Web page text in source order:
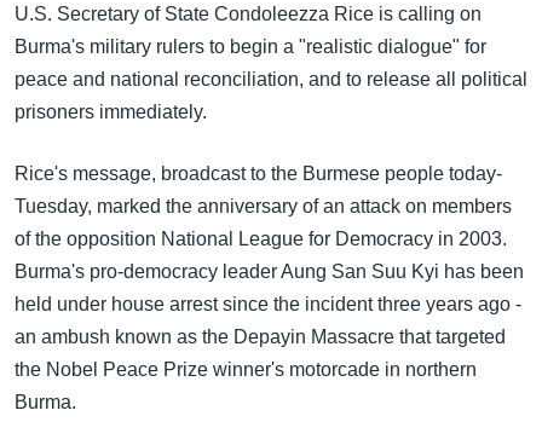
ကြည့်
ရန်
အမေရိကန်သုံးအီဒီယံ
မကြေးမုံရဲ့ အင်္ဂလိပ်စာ
ရုပ်ရှင်ထဲက အင်္ဂလိပ်စာ
သုတပဒေသာ အင်္ဂလိပ်စာ
အပတ်စဉ်ကဏ္ဍများ
ရေဒီယို
တီဗွီ
ရေဒီယိုနှင့်ရုပ်သံ အချက်အလက်များ
ရေဒီယို/တီဗွီအစီအစဉ်
Learning English
ဗွီအိုအေ လူမှုကွန်ယက်များ
ဘာသာစကားများ
U.S. Secretary of State Condoleezza Rice is calling on
Burma's military rulers to begin a "realistic dialogue" for
peace and national reconciliation, and to release all political
prisoners immediately.
Rice's message, broadcast to the Burmese people today-
Tuesday, marked the anniversary of an attack on members
of the opposition National League for Democracy in 2003.
Burma's pro-democracy leader Aung San Suu Kyi has been
held under house arrest since the incident three years ago -
an ambush known as the Depayin Massacre that targeted
the Nobel Peace Prize winner's motorcade in northern
Burma.